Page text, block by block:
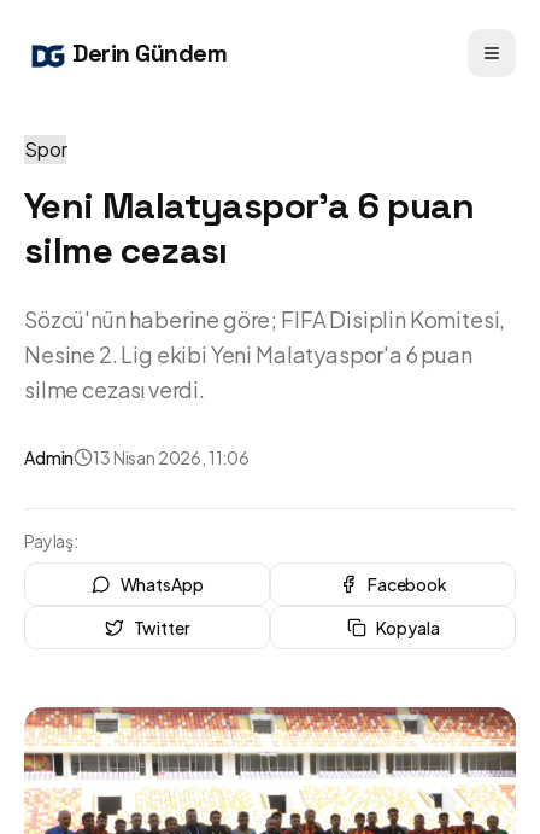
Derin Gündem
Spor
Yeni Malatyaspor'a 6 puan
silme cezası
Sözcü'nün haberine göre; FIFA Disiplin Komitesi,
Nesine 2. Lig ekibi Yeni Malatyaspor'a 6 puan
silme cezası verdi.
Admin 13 Nisan 2026, 11:06
Paylaş:
WhatsApp
Facebook
Twitter
Kopyala